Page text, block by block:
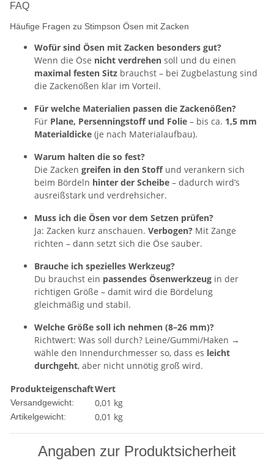
FAQ
Häufige Fragen zu Stimpson Ösen mit Zacken
Wofür sind Ösen mit Zacken besonders gut?
Wenn die Öse nicht verdrehen soll und du einen
maximal festen Sitz brauchst – bei Zugbelastung sind
die Zackenößen klar im Vorteil.
Für welche Materialien passen die Zackenößen?
Für Plane, Persenningstoff und Folie – bis ca. 1,5 mm
Materialdicke (je nach Materialaufbau).
Warum halten die so fest?
Die Zacken greifen in den Stoffund verankern sich
beim Bördeln hinter der Scheibe – dadurch wird’s
ausreißstark und verdrehsicher.
Muss ich die Ösen vor dem Setzen prüfen?
Ja: Zacken kurz anschauen. Verbogen? Mit Zange
richten – dann setzt sich die Öse sauber.
Brauche ich spezielles Werkzeug?
Du brauchst ein passendes Ösenwerkzeug in der
richtigen Größe – damit wird die Bördelung
gleichmäßig und stabil.
Welche Größe soll ich nehmen (8–26 mm)?
Richtwert: Was soll durch? Leine/Gummi/Haken →
wähle den Innendurchmesser so, dass es leicht
durchgeht, aber nicht unnötig groß wird.
ProdukteigenschaftWert
Versandgewicht: 0,01 kg
Artikelgewicht: 0,01 kg
Angaben zur Produktsicherheit